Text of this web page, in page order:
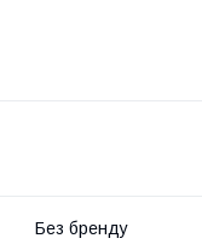
Без бренду